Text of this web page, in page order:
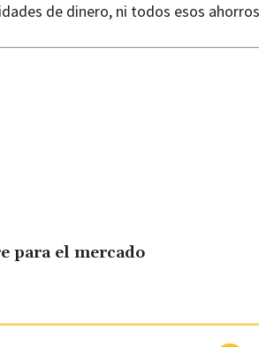
de dinero, ni todos esos
para el mercado